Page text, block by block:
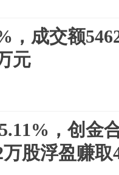
，成交额
元
，创金
股浮盈赚取